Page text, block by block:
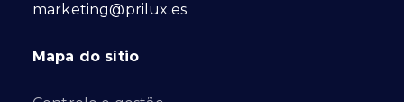
marketing@prilux.es
Mapa do sítio